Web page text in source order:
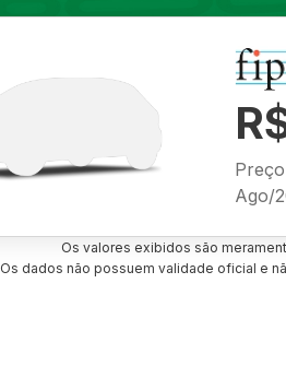
Ago/
Os valores exibidos são
Os dados não possuem validade oficial e